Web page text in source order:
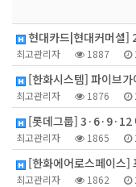
현대카드|현대커머
최고관리자 1887
[한화시스템] 파이브
최고관리자 1876
[롯데그룹] 3·6·9·12
최고관리자 1865
[한화에어로스페이스]
최고관리자 1862